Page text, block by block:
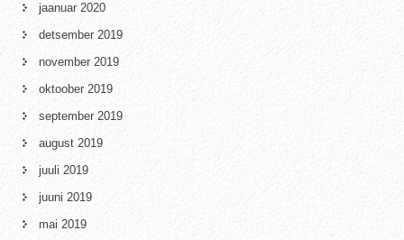
jaanuar 2020
detsember 2019
november 2019
oktoober 2019
september 2019
august 2019
juuli 2019
juuni 2019
mai 2019